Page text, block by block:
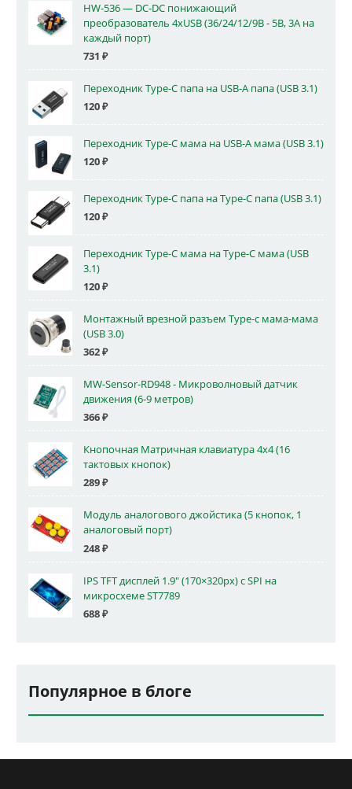
HW-536 — DC-DC понижающий
преобразователь 4xUSB (36/24/12/9В - 5В, 3А на
каждый порт)
731 ₽
Переходник Type-C папа на USB-A папа (USB 3.1)
120₽
Переходник Type-C мама на USB-A мама (USB 3.1)
120₽
Переходник Type-C папа на Type-C папа (USB 3.1)
120₽
Переходник Type-C мама на Type-C мама (USB
3.1)
120₽
Монтажный врезной разъем Type-c мама-мама
(USB 3.0)
362₽
MW-Sensor-RD948 - Микроволновый датчик
движения (6-9 метров)
366₽
Кнопочная Матричная клавиатура 4x4 (16
тактовых кнопок)
289₽
Модуль аналогового джойстика (5 кнопок, 1
аналоговый порт)
248₽
IPS TFT дисплей 1.9" (170×320px) с SPI на
микросхеме ST7789
688₽
Популярное в блоге